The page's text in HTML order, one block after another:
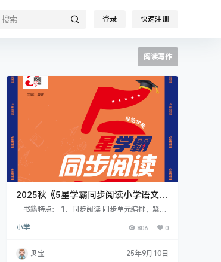
登录 快速注册
阅读写作
2025秋《5星学霸同步阅读小学语文》
上册1~6年级 PDF格式
书籍特点： 1、同步阅读 同步单元编排，紧贴
好阅读习惯 2、拓展阅读 非连续性文本将生活
帮助学生开阔思维，提高解决实际问题的能力
3、真题训练 优选真题，多主题文本组合提优，
小学 806 0
贝宝 25年9月10日